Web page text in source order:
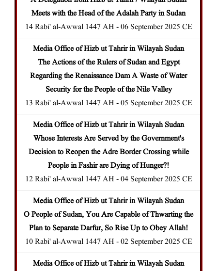
Meets with the Head of the Adalah Party in Sudan
14 Rabi' al-Awwal 1447 AH - 06 September 2025 CE
Media Office of Hizb ut Tahrir in Wilayah Sudan
The Actions of the Rulers of Sudan and Egypt
Regarding the Renaissance Dam A Waste of Water
Security for the People of theNile Valley
13 Rabi' al-Awwal 1447 AH - 05 September 2025 CE
Media Office of Hizb ut Tahrir in Wilayah Sudan
Whose Interests Are Served by the Government's
Decision to Reopen the Adre Border Crossing while
People in Fashir are Dying of Hunger?!
12 Rabi' al-Awwal 1447 AH - 04 September 2025 CE
Media Office of Hizb ut Tahrir in Wilayah Sudan
O People of Sudan, You Are Capable of Thwarting the
Plan to Separate Darfur, So Rise Up to Obey Allah!
10 Rabi' al-Awwal 1447 AH - 02 September 2025 CE
Media Office of Hizb ut Tahrir in Wilayah Sudan